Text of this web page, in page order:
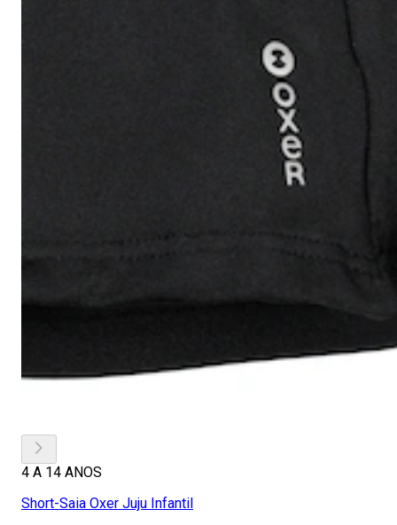
4 A 14 ANOS
Short-Saia Oxer Juju Infantil